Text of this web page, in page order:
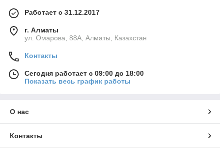
Работает с 31.12.2017
г. Алматы
ул. Омарова, 88А, Алматы, Казахстан
Контакты
Сегодня работает с 09:00 до 18:00
Показать весь график работы
О нас
Контакты